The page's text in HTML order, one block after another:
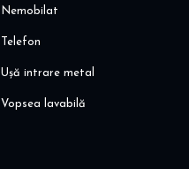
Nemobilat
Telefon
Ușă intrare metal
Vopsea lavabilă